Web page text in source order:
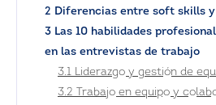
2 Diferencias entre soft skills
3 Las 10 habilidades
en las entrevistas de trabajo
3.1 Liderazgo y gestión de
3.2 Trabajo en equipo y